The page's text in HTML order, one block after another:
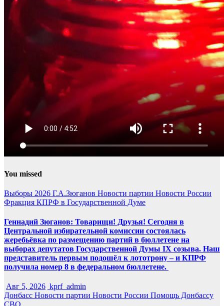
You missed
Выборы 2026 Г.А.Зюганов Новости партии Новости России
Фракция КПРФ в Государственной Думе
Геннадий Зюганов: Товарищи! Друзья! Сегодня в
Центральной избирательной комиссии состоялась
жеребьёвка по размещению партий в бюллетене на
выборах депутатов Государственной Думы IX созыва. Наш
представитель первым подошёл к лототрону – и КПРФ
получила номер 8 в федеральном бюллетене.
Авг 5, 2026 kprf_admin
Донбасс Новости партии Новости России Помощь Донбассу